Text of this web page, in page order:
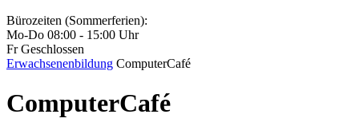
Bürozeiten (Sommerferien):
Mo-Do 08:00 - 15:00 Uhr
Fr Geschlossen
Erwachsenenbildung ComputerCafé
ComputerCafé